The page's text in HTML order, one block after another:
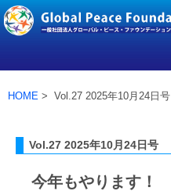
HOME > Vol.27 2025年10月24日号
Vol.27 2025年10月24日号
今年もやります！